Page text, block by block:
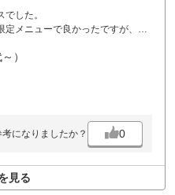
した。
定メニューで良かったですが、同
く、ギリギリでした
）
になりましたか？ 0
見る